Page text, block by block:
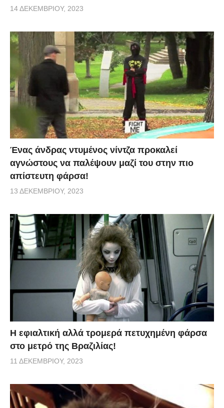
14 ΔΕΚΕΜΒΡΊΟΥ, 2023
Ένας άνδρας ντυμένος νίντζα προκαλεί
αγνώστους να παλέψουν μαζί του στην πιο
απίστευτη φάρσα!
13 ΔΕΚΕΜΒΡΊΟΥ, 2023
H εφιαλτική αλλά τρομερά πετυχημένη φάρσα
στο μετρό της Βραζιλίας!
11 ΔΕΚΕΜΒΡΊΟΥ, 2023